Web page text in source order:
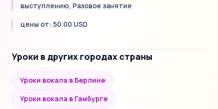
выступлению, Разовое занятие
цены от: 50.00 USD
Уроки в других городах страны
Уроки вокала в Берлине
Уроки вокала в Гамбурге